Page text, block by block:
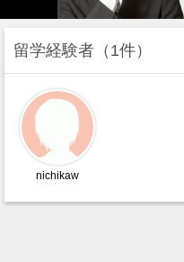
留学経験者 1件
nichikaw